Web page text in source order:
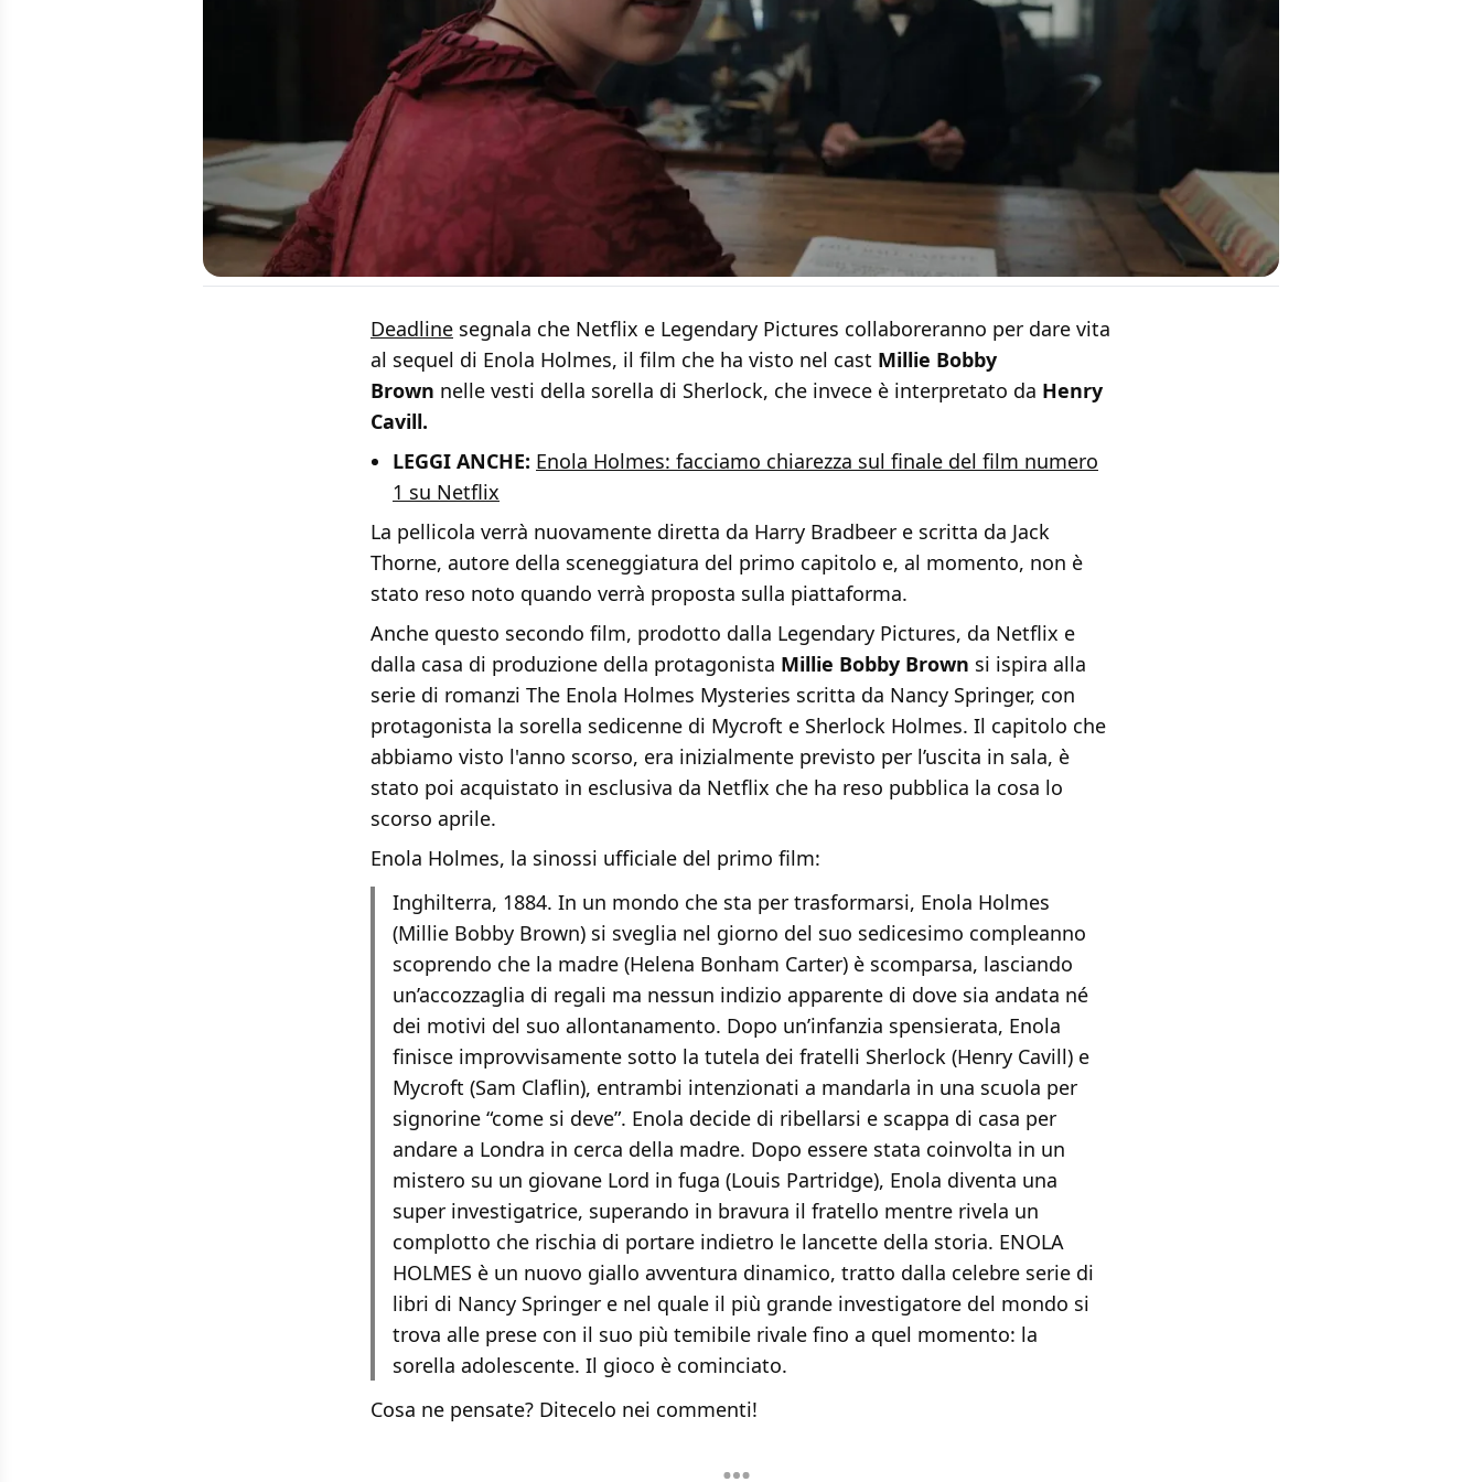
Deadline segnala che Netflix e Legendary Pictures collaboreranno per dare vita
al sequel di Enola Holmes, il film che ha visto nel cast Millie Bobby
Brown nelle vesti della sorella di Sherlock, che invece è interpretato da Henry
Cavill.
LEGGI ANCHE: Enola Holmes: facciamo chiarezza sul finale del film numero
1 su Netflix
La pellicola verrà nuovamente diretta da Harry Bradbeer e scritta da Jack
Thorne, autore della sceneggiatura del primo capitolo e, al momento, non è
stato reso noto quando verrà proposta sulla piattaforma.
Anche questo secondo film, prodotto dalla Legendary Pictures, da Netflix e
dalla casa di produzione della protagonista Millie Bobby Brown si ispira alla
serie di romanzi The Enola Holmes Mysteries scritta da Nancy Springer, con
protagonista la sorella sedicenne di Mycroft e Sherlock Holmes. Il capitolo che
abbiamo visto l'anno scorso, era inizialmente previsto per l’uscita in sala, è
stato poi acquistato in esclusiva da Netflix che ha reso pubblica la cosa lo
scorso aprile.
Enola Holmes, la sinossi ufficiale del primo film:
Inghilterra, 1884. In un mondo che sta per trasformarsi, Enola Holmes
(Millie Bobby Brown) si sveglia nel giorno del suo sedicesimo compleanno
scoprendo che la madre (Helena Bonham Carter) è scomparsa, lasciando
un’accozzaglia di regali ma nessun indizio apparente di dove sia andata né
dei motivi del suo allontanamento. Dopo un’infanzia spensierata, Enola
finisce improvvisamente sotto la tutela dei fratelli Sherlock (Henry Cavill) e
Mycroft (Sam Claflin), entrambi intenzionati a mandarla in una scuola per
signorine “come si deve”. Enola decide di ribellarsi e scappa di casa per
andare a Londra in cerca della madre. Dopo essere stata coinvolta in un
mistero su un giovane Lord in fuga (Louis Partridge), Enola diventa una
super investigatrice, superando in bravura il fratello mentre rivela un
complotto che rischia di portare indietro le lancette della storia. ENOLA
HOLMES è un nuovo giallo avventura dinamico, tratto dalla celebre serie di
libri di Nancy Springer e nel quale il più grande investigatore del mondo si
trova alle prese con il suo più temibile rivale fino a quel momento: la
sorella adolescente. Il gioco è cominciato.
Cosa ne pensate? Ditecelo nei commenti!